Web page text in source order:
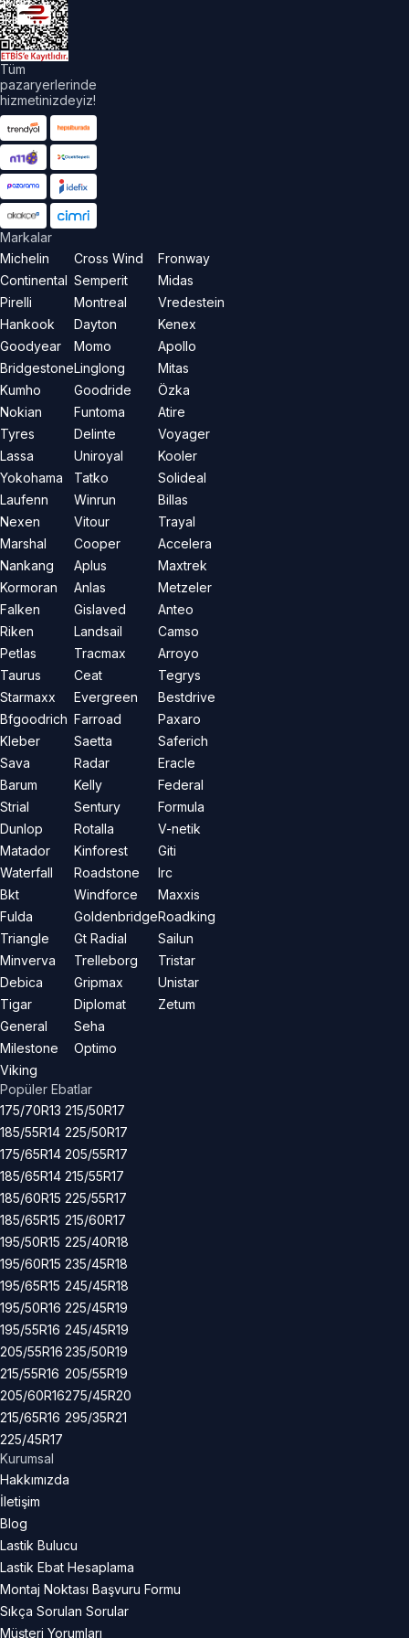
Tüm
pazaryerlerinde
hizmetinizdeyiz!
Markalar
Michelin
Continental
Pirelli
Hankook
Goodyear
Bridgestone
Kumho
Nokian
Tyres
Lassa
Yokohama
Laufenn
Nexen
Marshal
Nankang
Kormoran
Falken
Riken
Petlas
Taurus
Starmaxx
Bfgoodrich
Kleber
Sava
Barum
Strial
Dunlop
Matador
Waterfall
Bkt
Fulda
Triangle
Minverva
Debica
Tigar
General
Milestone
Viking
Cross Wind
Semperit
Montreal
Dayton
Momo
Linglong
Goodride
Funtoma
Delinte
Uniroyal
Tatko
Winrun
Vitour
Cooper
Aplus
Anlas
Gislaved
Landsail
Tracmax
Ceat
Evergreen
Farroad
Saetta
Radar
Kelly
Sentury
Rotalla
Kinforest
Roadstone
Windforce
Goldenbridge
Gt Radial
Trelleborg
Gripmax
Diplomat
Seha
Optimo
Fronway
Midas
Vredestein
Kenex
Apollo
Mitas
Özka
Atire
Voyager
Kooler
Solideal
Billas
Trayal
Accelera
Maxtrek
Metzeler
Anteo
Camso
Arroyo
Tegrys
Bestdrive
Paxaro
Saferich
Eracle
Federal
Formula
V-netik
Giti
Irc
Maxxis
Roadking
Sailun
Tristar
Unistar
Zetum
Popüler Ebatlar
175/70R13
185/55R14
175/65R14
185/65R14
185/60R15
185/65R15
195/50R15
195/60R15
195/65R15
195/50R16
195/55R16
205/55R16
215/55R16
205/60R16
215/65R16
225/45R17
215/50R17
225/50R17
205/55R17
215/55R17
225/55R17
215/60R17
225/40R18
235/45R18
245/45R18
225/45R19
245/45R19
235/50R19
205/55R19
275/45R20
295/35R21
Kurumsal
Hakkımızda
İletişim
Blog
Lastik Bulucu
Lastik Ebat Hesaplama
Montaj Noktası Başvuru Formu
Sıkça Sorulan Sorular
Müşteri Yorumları